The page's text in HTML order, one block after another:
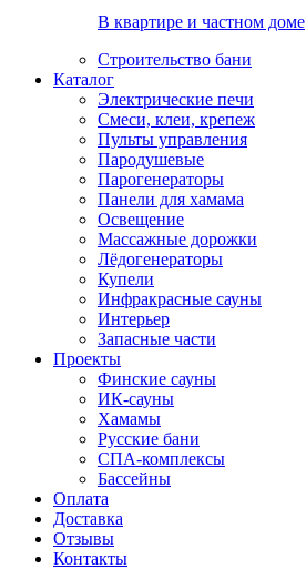
В квартире и частном доме
Строительство бани
Каталог
Электрические печи
Смеси, клеи, крепеж
Пульты управления
Пародушевые
Парогенераторы
Панели для хамама
Освещение
Массажные дорожки
Лёдогенераторы
Купели
Инфракрасные сауны
Интерьер
Запасные части
Проекты
Финские сауны
ИК-сауны
Хамамы
Русские бани
СПА-комплексы
Бассейны
Оплата
Доставка
Отзывы
Контакты